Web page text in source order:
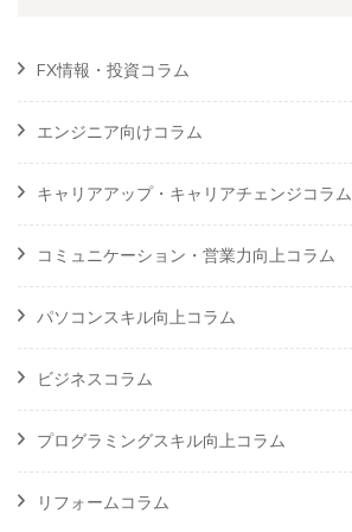
FX情報・投資コラム
エンジニア向けコラム
キャリアアップ・キャリアチェンジコラム
コミュニケーション・営業力向上コラム
パソコンスキル向上コラム
ビジネスコラム
プログラミングスキル向上コラム
リフォームコラム